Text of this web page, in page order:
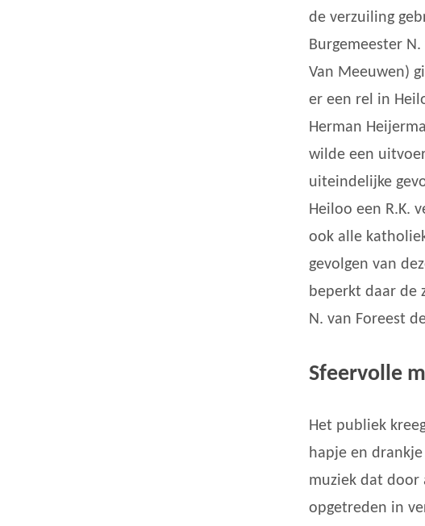
de verzuiling
Burgemeester
Van Meeuwen)
er een rel in
Herman
wilde een
uiteindelijke
Heiloo een R.K.
ook alle
gevolgen van
beperkt daar de
N. van Foreest
Sfeervolle
Het publiek
hapje en
muziek dat door
opgetreden in